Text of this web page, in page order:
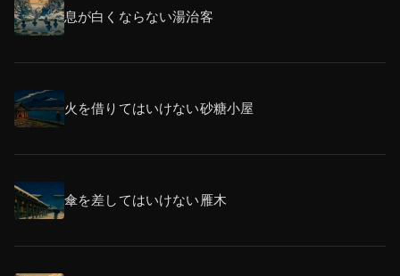
息が白くならない湯治客
火を借りてはいけない砂糖小屋
傘を差してはいけない雁木